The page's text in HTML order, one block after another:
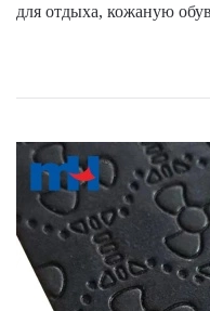
для отдыха, кожаную